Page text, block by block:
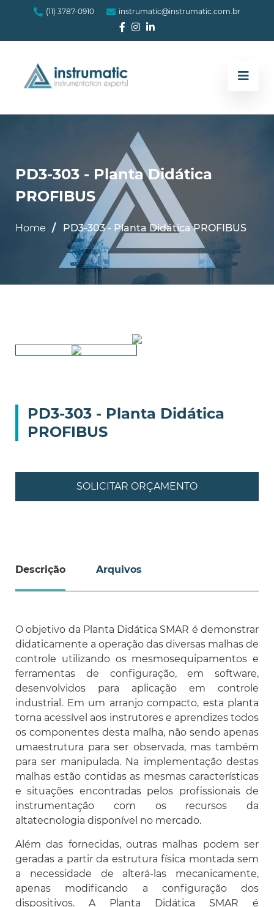
(11) 3787-0910 instrumatic@instrumatic.com.br
PD3-303 - Planta Didática
PROFIBUS
Home PD3-303 - Planta Didática PROFIBUS
PD3-303 - Planta Didática
PROFIBUS
SOLICITAR ORÇAMENTO
Descrição Arquivos
O objetivo da Planta Didática SMAR é demonstrar
didaticamente a operação das diversas malhas de
controle utilizando os mesmosequipamentos e
ferramentas de configuração, em software,
desenvolvidos para aplicação em controle
industrial. Em um arranjo compacto, esta planta
torna acessível aos instrutores e aprendizes todos
os componentes desta malha, não sendo apenas
umaestrutura para ser observada, mas também
para ser manipulada. Na implementação destas
malhas estão contidas as mesmas características
e situações encontradas pelos profissionais de
instrumentação com os recursos da
altatecnologia disponível no mercado.
Além das fornecidas, outras malhas podem ser
geradas a partir da estrutura física montada sem
a necessidade de alterá-las mecanicamente,
apenas modificando a configuração dos
dispositivos. A Planta Didática SMAR é